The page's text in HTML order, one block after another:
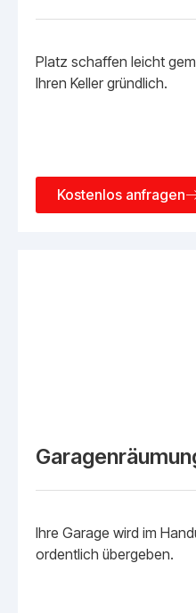
Platz schaffen leicht
Ihren Keller gründlich.
Kostenlos anfragen
Ihre Garage wird im
ordentlich übergeben.